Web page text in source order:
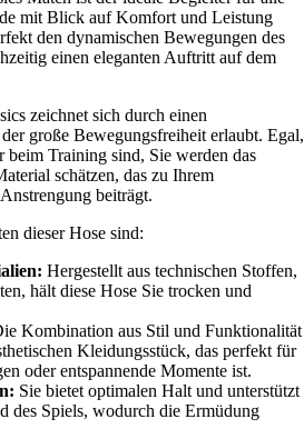
mit Blick auf Komfort und Leistung
den dynamischen Bewegungen des
einen eleganten Auftritt auf dem
zeichnet sich durch einen
große Bewegungsfreiheit erlaubt. Egal,
Training sind, Sie werden das
schätzen, das zu Ihrem
beiträgt.
dieser Hose sind:
Hergestellt aus technischen Stoffen,
hält diese Hose Sie trocken und
Kombination aus Stil und Funktionalität
Kleidungsstück, das perfekt für
oder entspannende Momente ist.
Sie bietet optimalen Halt und unterstützt
des Spiels, wodurch die Ermüdung